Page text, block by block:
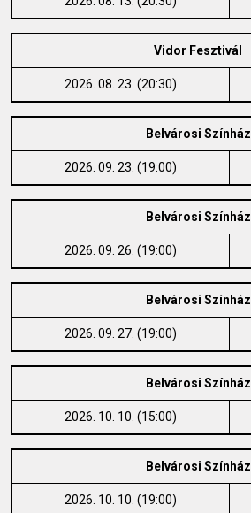
Vidor Fesztivál
2026. 08. 23. (20:30)
Belvárosi Színház
2026. 09. 23. (19:00)
Belvárosi Színház
2026. 09. 26. (19:00)
Belvárosi Színház
2026. 09. 27. (19:00)
Belvárosi Színház
2026. 10. 10. (15:00)
Belvárosi Színház
2026. 10. 10. (19:00)